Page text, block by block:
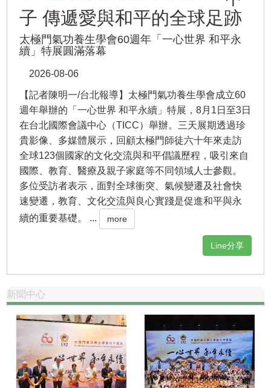
子 傳遞愛與和平的全球足跡
太極門氣功養生學會60週年「一心世界 和平永
續」特展圓滿落幕
2026-08-06
【記者陳明一/台北報導】太極門氣功養生學會成立60
週年舉辦的「一心世界 和平永續」特展，8月1日至3日
在台北國際會議中心（TICC）舉辦。三天展期透過珍
貴影像、多媒體展示，回顧太極門師徒六十年來走訪
全球123個國家的文化交流與和平倡議歷程，吸引來自
國際、教育、醫療及親子家庭等不同領域人士參觀。
多位受訪者表示，面對全球衝突、氣候變遷及社會快
速變遷，教育、文化交流與良心實踐是促進和平與永
續的重要基礎。 ...
more
Line分享
新聞中心